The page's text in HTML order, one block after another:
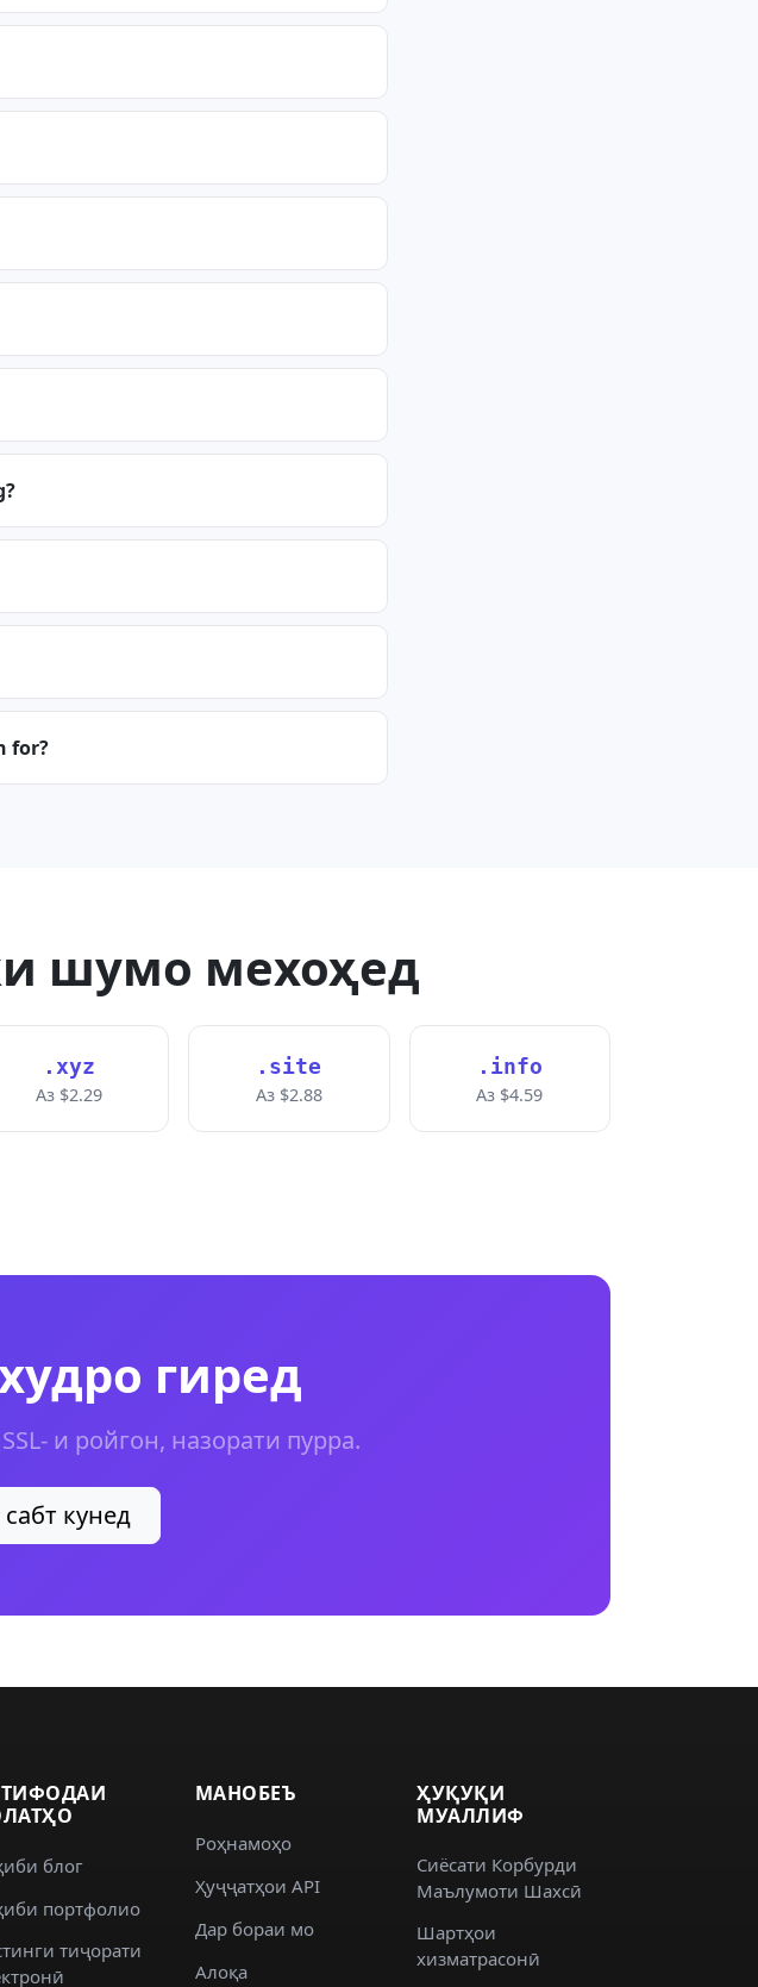
for?
шумо мехоҳед
.xyz
Аз $2.29
.site
Аз $2.88
.info
Аз $4.59
гиред
и ройгон, назорати пурра.
кунед
блог
портфолио
тиҷорати
МАНОБЕЪ
Роҳнамоҳо
Ҳуҷҷатҳои API
Дар бораи мо
Алоқа
ҲУҚУҚИ
МУАЛЛИФ
Сиёсати Корбурди
Маълумоти Шахсӣ
Шартҳои
хизматрасонӣ